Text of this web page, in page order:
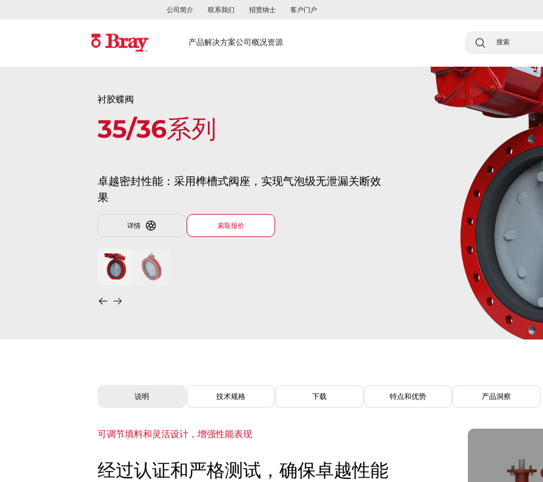
公司简介 联系我们 招贤纳士 客户门户
产品解决方案公司概况资源
衬胶蝶阀
35/36系列
卓越密封性能：采用榫槽式阀座，实现气泡级无泄漏关断效
果
详情 索取报价​​​​​​​
说明 技术规格 下载 特点和优势 产品洞察
可调节填料和灵活设计，增强性能表现
经过认证和严格测试，确保卓越性能